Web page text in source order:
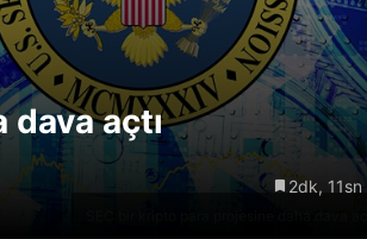
açtı
2dk, 11sn
Riski: Uzun Vadeli HYPER
Boğaları 31,1 Milyon Dolarlık
Birikim Yapıyor